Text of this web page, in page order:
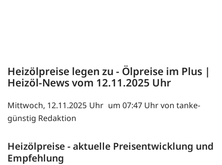
Heizölpreise legen zu - Ölpreise im Plus |
Heizöl-News vom 12.11.2025
Mittwoch, 12.11.2025
um 07:47 Uhr von tanke-
günstig Redaktion
Heizölpreise - aktuelle Preisentwicklung und
Empfehlung